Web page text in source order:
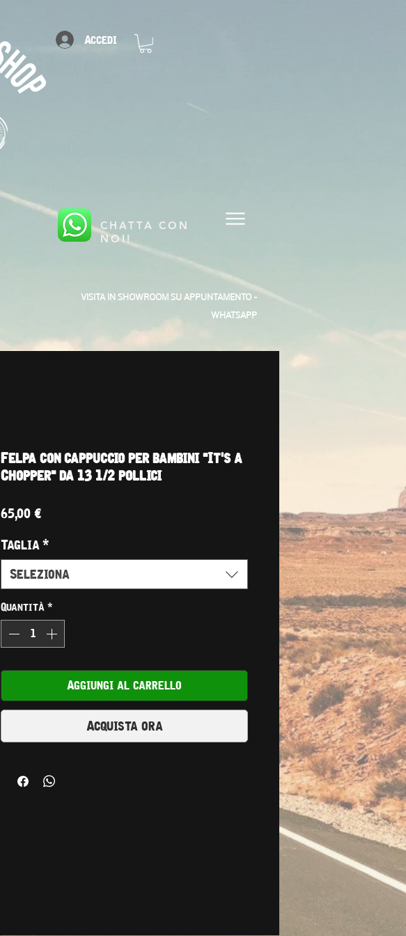
Accedi
CHATTA CON
NOI!
VISITA IN SHOWROOM SU APPUNTAMENTO -
WHATSAPP
Felpa con cappuccio per bambini "It's a
Chopper" da 13 1/2 pollici
65,00 €Prezzo
Taglia*
Seleziona
Quantità *
Aggiungi al carrello
Acquista ora